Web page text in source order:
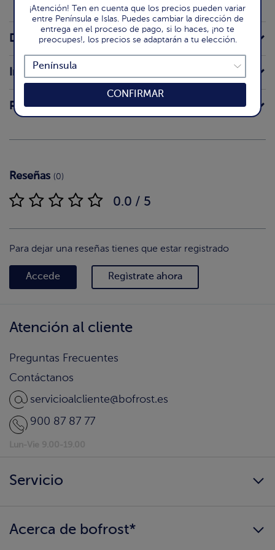
Descripción de la receta
Ingredientes
Preparación
Reseñas (0)
0.0 / 5
Para dejar una reseñas tienes que estar registrado
Accede Regìstrate ahora
Atención al cliente
Preguntas Frecuentes
Contáctanos
servicioalcliente@bofrost.es
900 87 87 77
Servicio
¿Llegamos a tu hogar?
Acerca de bofrost*
¡Atención! Ten en cuenta que los precios pueden variar
entre Península e Islas. Puedes cambiar la dirección de
entrega en el proceso de pago, si lo haces, ¡no te
preocupes!, los precios se adaptarán a tu elección.
CONFIRMAR